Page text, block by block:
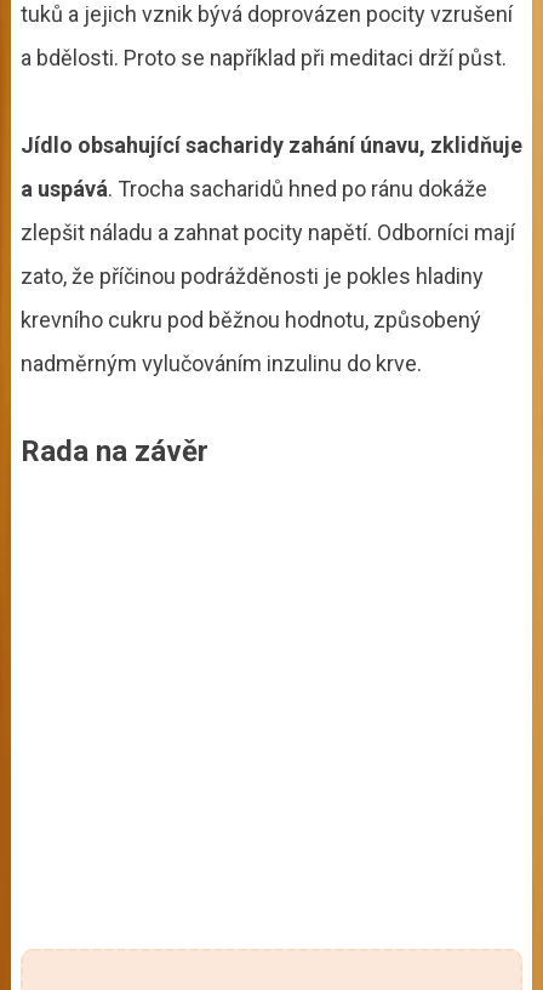
tuků a jejich vznik bývá doprovázen pocity vzrušení
a bdělosti. Proto se například při meditaci drží půst.
Jídlo obsahující sacharidy zahání únavu, zklidňuje
a uspává. Trocha sacharidů hned po ránu dokáže
zlepšit náladu a zahnat pocity napětí. Odborníci mají
zato, že příčinou podrážděnosti je pokles hladiny
krevního cukru pod běžnou hodnotu, způsobený
nadměrným vylučováním inzulinu do krve.
Rada na závěr